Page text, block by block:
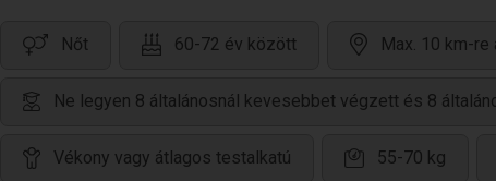
Nőt 60-72 év között Max. 10 km-re
Ne legyen 8 általánosnál kevesebbet végzett és 8
Vékony vagy átlagos testalkatú 55-70 kg